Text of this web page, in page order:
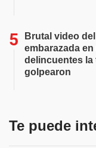
Brutal video
embarazada
delincuentes la
golpearon
Te puede